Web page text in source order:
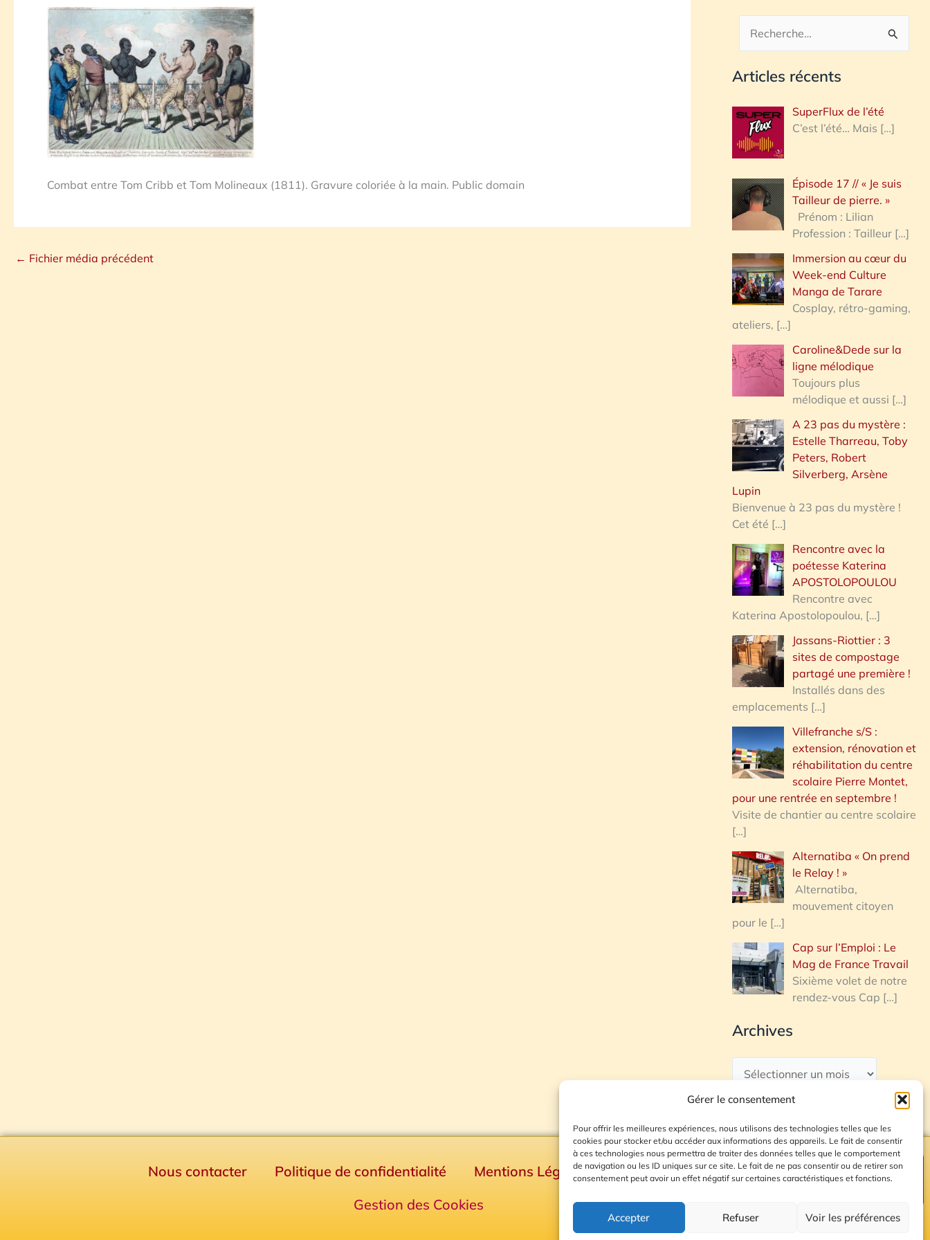
Gérer le consentement
Pour offrir les meilleures expériences, nous utilisons des technologies telles que les
cookies pour stocker et/ou accéder aux informations des appareils. Le fait de consentir
à ces technologies nous permettra de traiter des données telles que le comportement
de navigation ou les ID uniques sur ce site. Le fait de ne pas consentir ou de retirer son
consentement peut avoir un effet négatif sur certaines caractéristiques et fonctions.
Accepter Refuser Voir les préférences
Combat entre Tom Cribb et Tom Molineaux (1811). Gravure coloriée à la main. Public domain
← Fichier média précédent
c
h
r
h
e
:
Articles récents
SuperFlux de l’été
C’est l’été… Mais […]
Épisode 17 // « Je suis
Tailleur de pierre. »
Prénom : Lilian
Profession : Tailleur […]
Immersion au cœur du
Week-end Culture
Manga de Tarare
Cosplay, rétro-gaming,
ateliers, […]
Caroline&Dede sur la
ligne mélodique
Toujours plus
mélodique et aussi […]
A 23 pas du mystère :
Estelle Tharreau, Toby
Peters, Robert
Silverberg, Arsène
Lupin
Bienvenue à 23 pas du mystère !
Cet été […]
Rencontre avec la
poétesse Katerina
APOSTOLOPOULOU
Rencontre avec
Katerina Apostolopoulou, […]
Jassans-Riottier : 3
sites de compostage
partagé une première !
Installés dans des
emplacements […]
Villefranche s/S :
extension, rénovation et
réhabilitation du centre
scolaire Pierre Montet,
pour une rentrée en septembre !
Visite de chantier au centre scolaire
[…]
Alternatiba « On prend
le Relay ! »
Alternatiba,
mouvement citoyen
pour le […]
Cap sur l’Emploi : Le
Mag de France Travail
Sixième volet de notre
rendez-vous Cap […]
Archives
Nous contacter Politique de confidentialité Mentions Légales
Plan du site
Gestion des Cookies